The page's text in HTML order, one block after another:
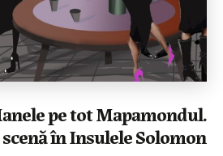
pe tot Mapamondul.
în Insulele Solomon